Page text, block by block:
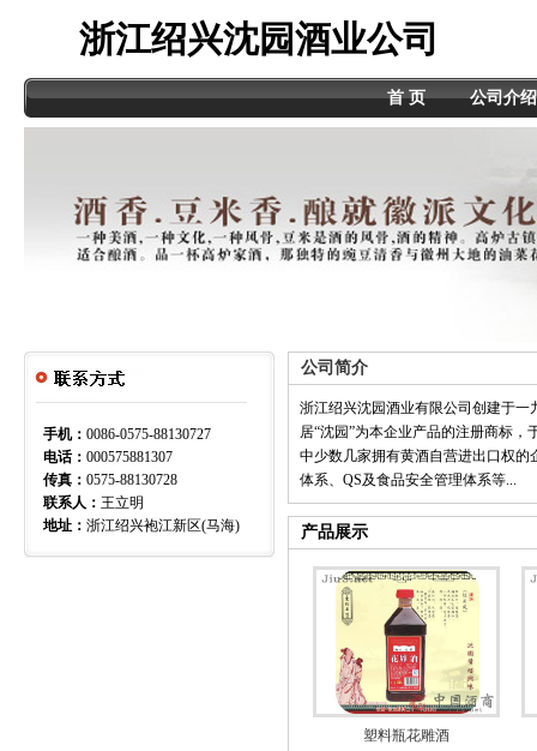
浙江绍兴沈园酒业公司
首 页 公司介绍
手机： 0086-0575-88130727
电话： 000575881307
传真： 0575-88130728
联系人： 王立明
地址： 浙江绍兴袍江新区(马海)
公司简介
浙江绍兴沈园酒业有限公司创建于
居“沈园”为本企业产品的注册商标
中少数几家拥有黄酒自营进出口权
体系、QS及食品安全管理体系等...
产品展示
塑料瓶花雕酒